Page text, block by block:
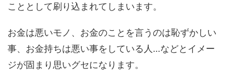
こととして刷り込まれてしまいます。
お金は悪いモノ、お金のことを言うのは恥ずかしい
事、お金持ちは悪い事をしている人…などとイメー
ジが固まり思いグセになります。